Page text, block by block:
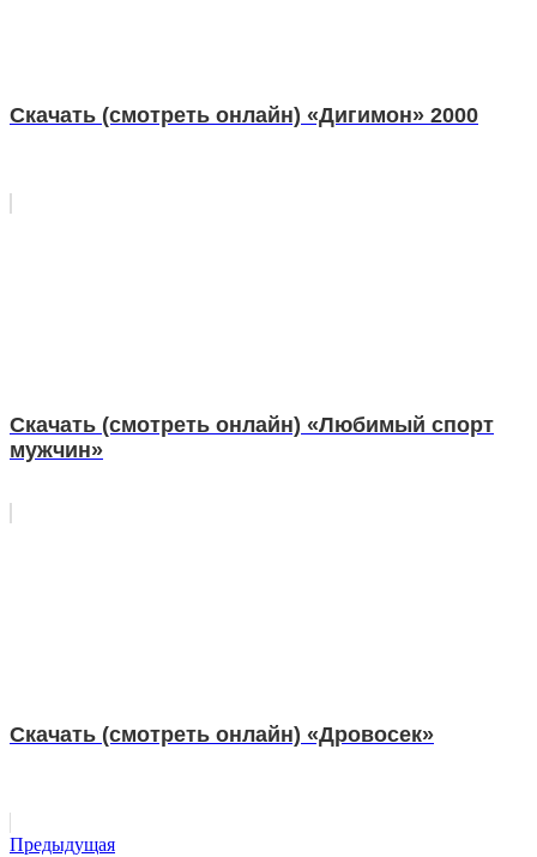
Скачать (смотреть онлайн) «Дигимон» 2000
Скачать (смотреть онлайн) «Любимый спорт
мужчин»
Скачать (смотреть онлайн) «Дровосек»
Предыдущая